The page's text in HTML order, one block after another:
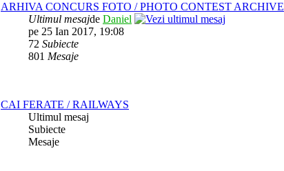
ARHIVA CONCURS FOTO / PHOTO CONTEST ARCHIVE
Ultimul mesajde Daniel
pe 25 Ian 2017, 19:08
72 Subiecte
801 Mesaje
CAI FERATE / RAILWAYS
Ultimul mesaj
Subiecte
Mesaje